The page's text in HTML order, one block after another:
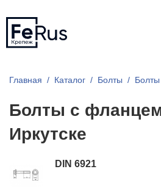
Главная Каталог Болты
Болты с
Иркутске
DIN 6921